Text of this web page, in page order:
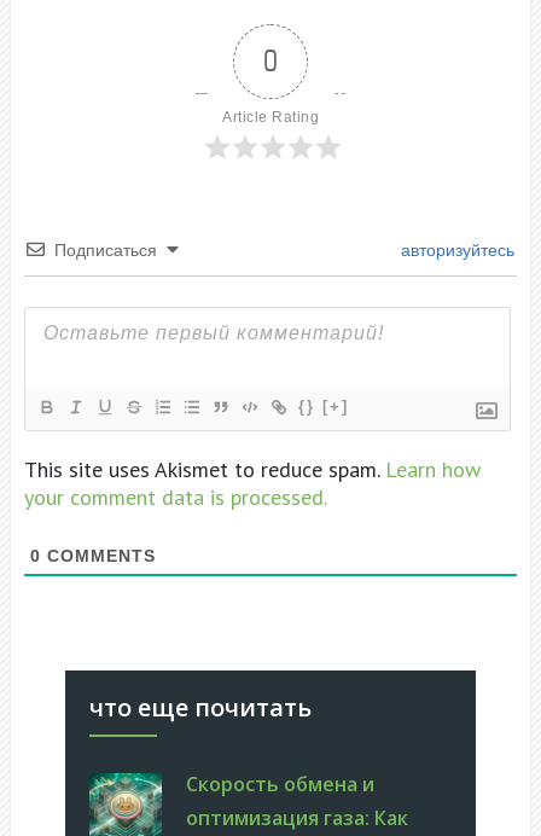
0
Article Rating
Подписаться авторизуйтесь
{} [+]
This site uses Akismet to reduce spam. Learn how
your comment data is processed.
0 COMMENTS
что еще почитать
Скорость обмена и
оптимизация газа: Как